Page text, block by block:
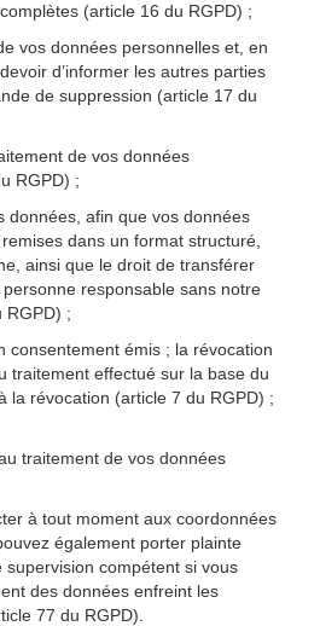
(article 16 du RGPD) ;
vos données personnelles et, en
d’informer les autres parties
de suppression (article 17 du
de vos données
RGPD) ;
données, afin que vos données
dans un format structuré,
ainsi que le droit de transférer
responsable sans notre
RGPD) ;
consentement émis ; la révocation
traitement effectué sur la base du
la révocation (article 7 du RGPD) ;
traitement de vos données
à tout moment aux coordonnées
également porter plainte
supervision compétent si vous
des données enfreint les
77 du RGPD).